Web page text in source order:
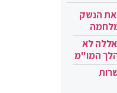
את הנשק
לא
המו"מ